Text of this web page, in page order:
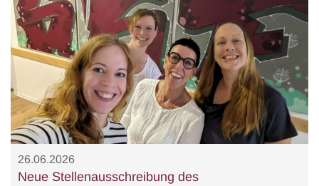
26.06.2026
Neue Stellenausschreibung des